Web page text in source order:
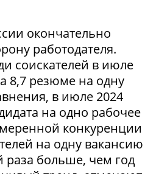
окончательно
работодателя.
соискателей в июле
8,7 резюме на одну
в июле 2024
на одно рабочее
конкуренции
на одну вакансию
раза больше, чем год